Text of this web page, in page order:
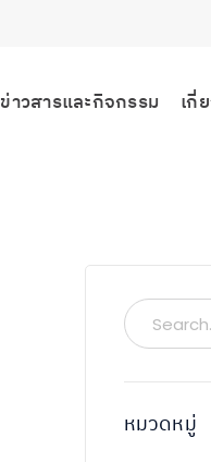
ข่าวสารและกิจกรรม เกี่
หมวดหมู่